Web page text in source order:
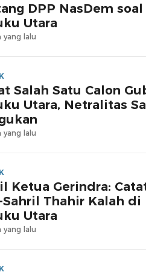
DPP NasDem
Utara
yang lalu
Salah Satu Calon
Utara, Netralitas
yang lalu
Ketua Gerindra:
Sahril Thahir Kalah di
Utara
yang lalu